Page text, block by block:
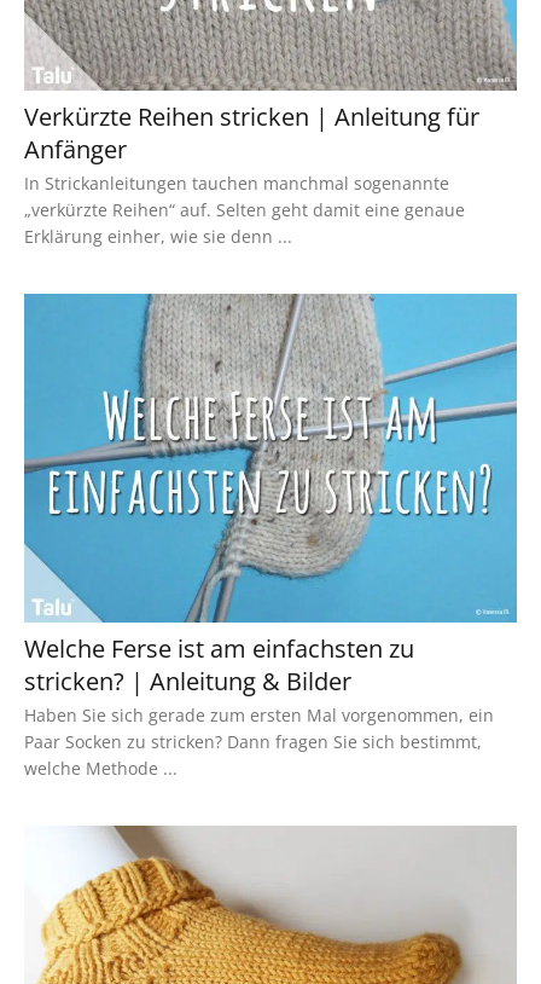
Verkürzte Reihen stricken | Anleitung für
Anfänger
In Strickanleitungen tauchen manchmal sogenannte
„verkürzte Reihen“ auf. Selten geht damit eine genaue
Erklärung einher, wie sie denn ...
Welche Ferse ist am einfachsten zu
stricken? | Anleitung & Bilder
Haben Sie sich gerade zum ersten Mal vorgenommen, ein
Paar Socken zu stricken? Dann fragen Sie sich bestimmt,
welche Methode ...